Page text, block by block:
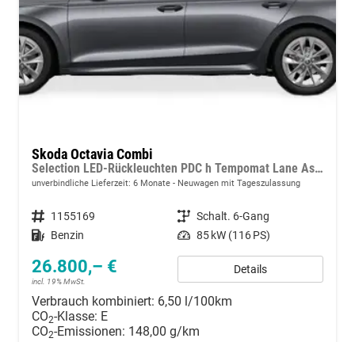
Skoda Octavia Combi
Selection LED-Rückleuchten PDC h Tempomat Lane Assist 2-Zonen Klimaauto. Sitzheizung v
unverbindliche Lieferzeit: 6 Monate Neuwagen mit Tageszulassung
Fahrzeugnummer 1155169 Getriebe Schalt. 6-Gang
Kraftstoff Benzin Leistung 85 kW (116 PS)
26.800,– €
incl. 19% MwSt.
Details
Verbrauch kombiniert: 6,50 l/100km
CO2-Klasse: E
CO2-Emissionen: 148,00 g/km